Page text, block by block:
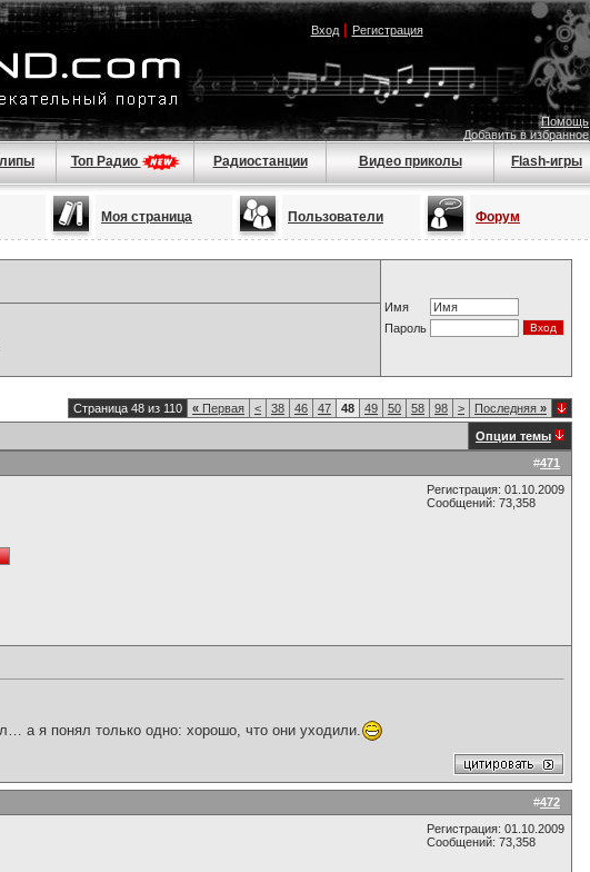
Вход| Регистрация
Помощь
Добавить в избранное
Топ Радио Радиостанции Видео приколы Flash-игры
Моя страница Пользователи Форум
Имя
Пароль
Страница 48 из 110 « Первая < 38 46 47 48 49 50 58 98 > Последняя »
Опции темы
#471
Регистрация: 01.10.2009
Сообщений: 73,358
а я понял только одно: хорошо, что они уходили.
#472
Регистрация: 01.10.2009
Сообщений: 73,358